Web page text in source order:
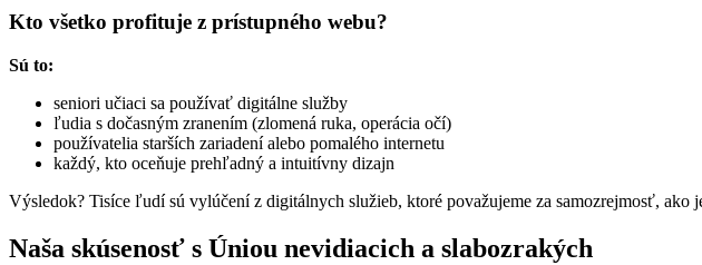
Kto všetko profituje z prístupného webu?
Sú to:
seniori učiaci sa používať digitálne služby
ľudia s dočasným zranením (zlomená ruka, operácia očí)
používatelia starších zariadení alebo pomalého internetu
každý, kto oceňuje prehľadný a intuitívny dizajn
Výsledok? Tisíce ľudí sú vylúčení z digitálnych služieb, ktoré považujeme za samozrejmosť,
Naša skúsenosť s Úniou nevidiacich a slabozrakých